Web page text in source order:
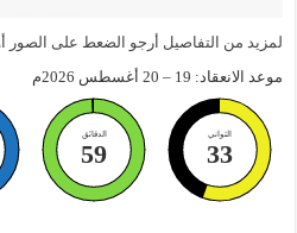
لمزيد من التفاصيل أرجو الضعط على الصور
موعد الانعقاد: 19 – 20 أغسطس 2026م
الدقائق
59
الثواني
32